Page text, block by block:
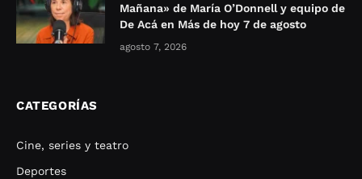
Mañana» de María O’Donnell y equipo de
De Acá en Más de hoy 7 de agosto
agosto 7, 2026
CATEGORÍAS
Cine, series y teatro
Deportes